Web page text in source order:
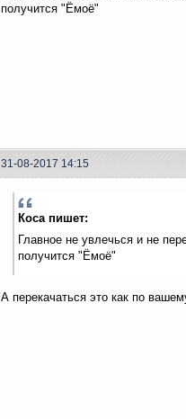
получится "Ёмоё"
31-08-2017 14:15
Коса пишет:
Главное не увлечься и не
получится "Ёмоё"
А перекачаться это как по